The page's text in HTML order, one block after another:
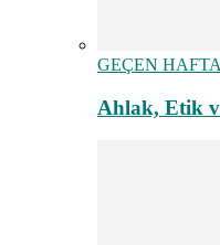
GEÇEN
Ahlak, Etik